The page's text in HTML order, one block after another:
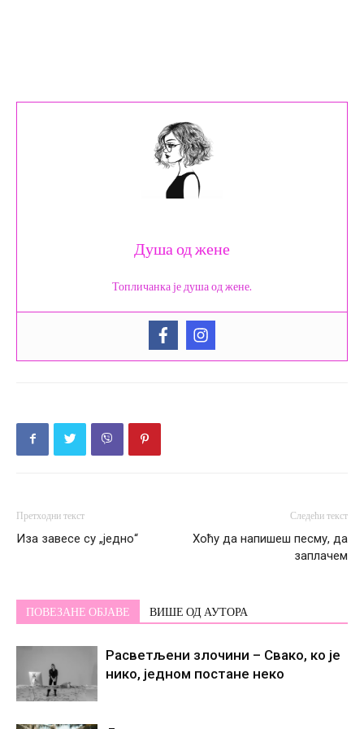
Душа од жене
Топличанка је душа од жене.
Претходни текст
Иза завесе су „једно“
Следећи текст
Хоћу да напишеш песму, да
заплачем
ПОВЕЗАНЕ ОБЈАВЕ ВИШЕ ОД АУТОРА
Расветљени злочини – Свако, ко је
нико, једном постане некo